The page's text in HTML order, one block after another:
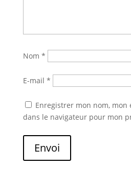
Nom *
E-mail *
Enregistrer mon nom, mon
dans le navigateur pour mon
Envoi